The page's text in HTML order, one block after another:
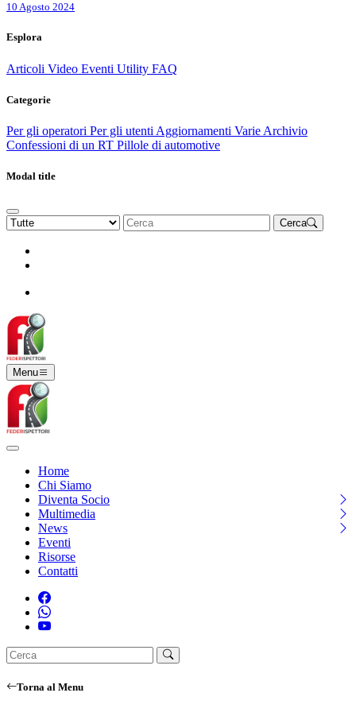
10 Agosto 2024
Esplora
Articoli Video Eventi Utility FAQ
Categorie
Per gli operatori Per gli utenti Aggiornamenti Varie Archivio
Confessioni di un RT Pillole di automotive
Modal title
Cerca
Menu
Home
Chi Siamo
Diventa Socio
Multimedia
News
Eventi
Risorse
Contatti
Torna al Menu